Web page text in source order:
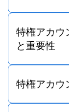
特権アカウ
と重要性
特権アカウ